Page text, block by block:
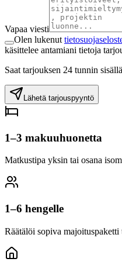
Vapaa viesti
Olen lukenut
käsittelee antamiani tietoja
Saat tarjouksen 24 tunnin
Lähetä tarjouspyyntö
1–3 makuuhuonetta
Matkustipa yksin tai osana
1–6 hengelle
Räätälöi sopiva majoituspaketti